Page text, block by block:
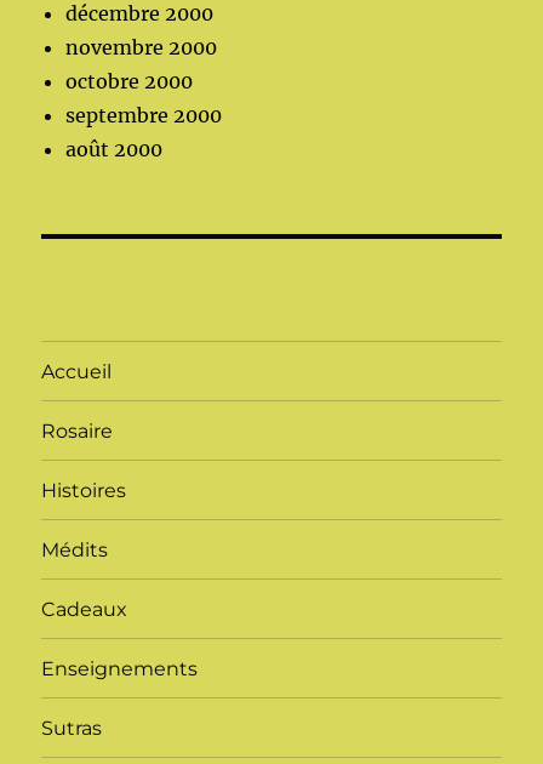
décembre 2000
novembre 2000
octobre 2000
septembre 2000
août 2000
Accueil
Rosaire
Histoires
Médits
Cadeaux
Enseignements
Sutras